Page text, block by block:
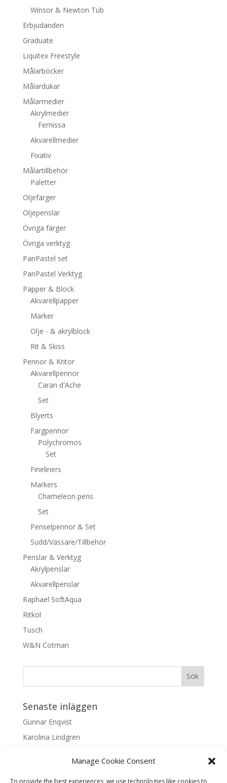
Manage Cookie Consent
To provide the best experiences, we use technologies like cookies to
Winsor & Newton Tub
Erbjudanden
Graduate
Liquitex Freestyle
Målarböcker
Målardukar
Målarmedier
Akrylmedier
Fernissa
Akvarellmedier
Fixativ
Målartillbehör
Paletter
Oljefärger
Oljepenslar
Övriga färger
Övriga verktyg
PanPastel set
PanPastel Verktyg
Papper & Block
Akvarellpapper
Marker
Olje - & akrylblock
Rit & Skiss
Pennor & Kritor
Akvarellpennor
Caran d'Ache
Set
Blyerts
Färgpennor
Polychromos
Set
Fineliners
Markers
Chameleon pens
Set
Penselpennor & Set
Sudd/Vässare/Tillbehör
Penslar & Verktyg
Akrylpenslar
Akvarellpenslar
Raphael SoftAqua
Ritkol
Tusch
W&N Cotman
Senaste inläggen
Gunnar Enqvist
Karolina Lindgren